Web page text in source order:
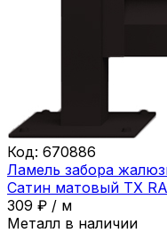
Код: 670886
Ламель забора
Сатин матовый ТХ
309 ₽ / м
Металл в наличии